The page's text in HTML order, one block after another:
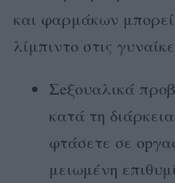
και φαρμάκων
λίμπιντο στις
Σeξουαλικά
κατά τη
φτάσετε σε
μειωμένη